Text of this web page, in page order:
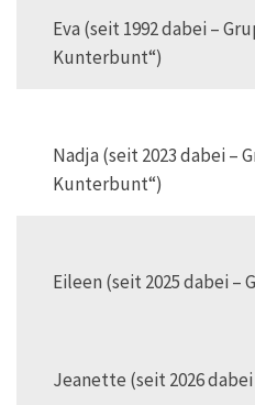
Eva (seit 1992 dabei –
Kunterbunt“)
Nadja (seit 2023 dabei –
Kunterbunt“)
Eileen (seit 2025 dabei –
Jeanette (seit 2026